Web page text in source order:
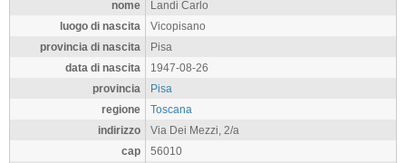
nome
Landi Carlo
luogo di nascita
Vicopisano
provincia di nascita
Pisa
data di nascita
1947-08-26
provincia
Pisa
regione
Toscana
indirizzo
Via Dei Mezzi, 2/a
cap
56010